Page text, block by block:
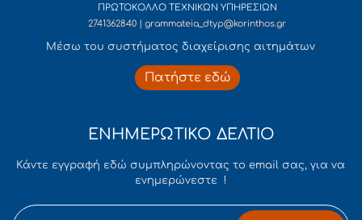
ΠΡΩΤΟΚΟΛΛΟ ΤΕΧΝΙΚΩΝ ΥΠΗΡΕΣΙΩΝ
2741362840 | grammateia_dtyp@korinthos.gr
Mέσω του συστήματος διαχείρισης αιτημάτων
Πατήστε εδώ
ΕΝΗΜΕΡΩΤΙΚΟ ΔΕΛΤΙΟ
Κάντε εγγραφή εδώ συμπληρώνοντας το email σας, για να
ενημερώνεστε !